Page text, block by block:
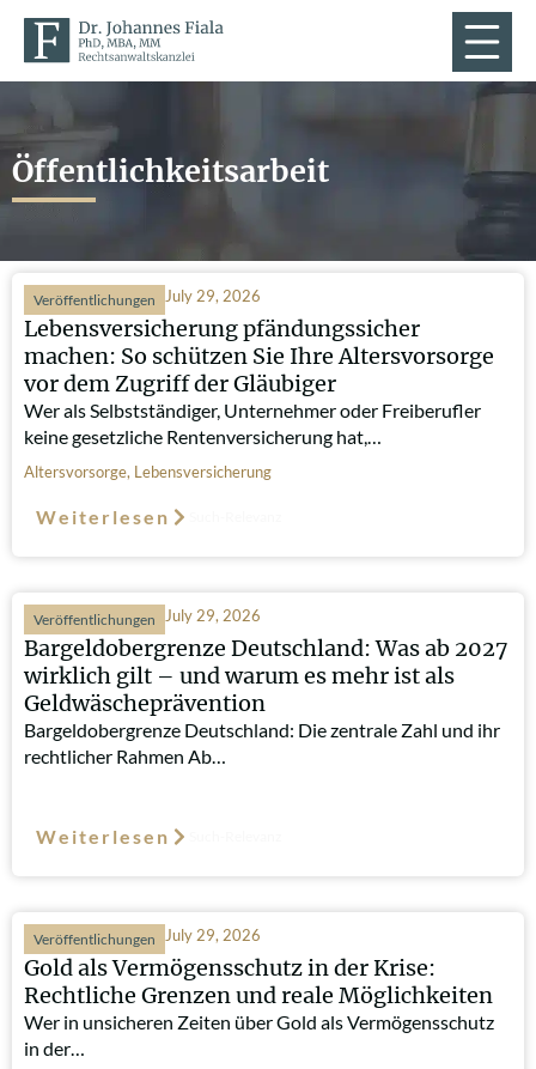
Öffentlichkeitsarbeit
Veröffentlichungen July 29, 2026
Lebensversicherung pfändungssicher
machen: So schützen Sie Ihre Altersvorsorge
vor dem Zugriff der Gläubiger
Wer als Selbstständiger, Unternehmer oder Freiberufler
keine gesetzliche Rentenversicherung hat,…
Altersvorsorge, Lebensversicherung
Weiterlesen
Veröffentlichungen July 29, 2026
Bargeldobergrenze Deutschland: Was ab 2027
wirklich gilt – und warum es mehr ist als
Geldwäscheprävention
Bargeldobergrenze Deutschland: Die zentrale Zahl und ihr
rechtlicher Rahmen Ab…
Weiterlesen
Veröffentlichungen July 29, 2026
Gold als Vermögensschutz in der Krise:
Rechtliche Grenzen und reale Möglichkeiten
Wer in unsicheren Zeiten über Gold als Vermögensschutz
in der…